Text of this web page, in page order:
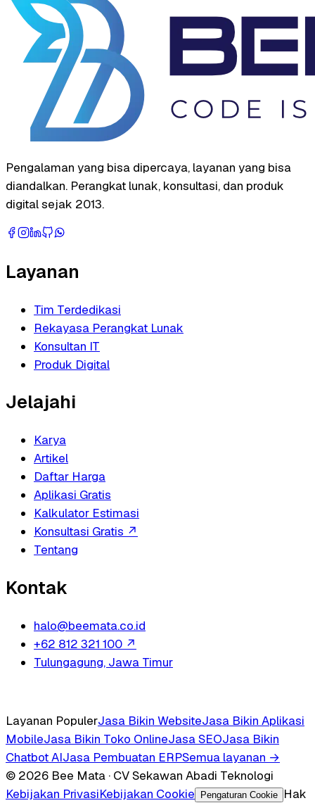
Pengalaman yang bisa dipercaya, layanan yang bisa
diandalkan. Perangkat lunak, konsultasi, dan produk
digital sejak 2013.
Layanan
Tim Terdedikasi
Rekayasa Perangkat Lunak
Konsultan IT
Produk Digital
Jelajahi
Karya
Artikel
Daftar Harga
Aplikasi Gratis
Kalkulator Estimasi
Konsultasi Gratis ↗
Tentang
Kontak
halo@beemata.co.id
+62 812 321 100 ↗
Tulungagung, Jawa Timur
Layanan PopulerJasa Bikin WebsiteJasa Bikin Aplikasi
MobileJasa Bikin Toko OnlineJasa SEOJasa Bikin
Chatbot AIJasa Pembuatan ERPSemua layanan →
© 2026 Bee Mata · CV Sekawan Abadi Teknologi
Kebijakan PrivasiKebijakan Cookie Pengaturan Cookie
Hak